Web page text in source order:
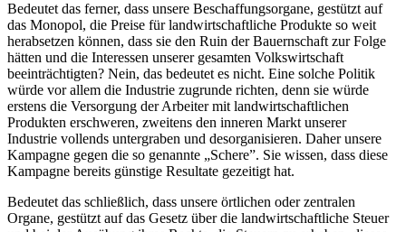
Bedeutet das ferner, dass unsere Beschaffungsorgane, gestützt auf
das Monopol, die Preise für landwirtschaftliche Produkte so weit
herabsetzen können, dass sie den Ruin der Bauernschaft zur Folge
hätten und die Interessen unserer gesamten Volkswirtschaft
beeinträchtigten? Nein, das bedeutet es nicht. Eine solche Politik
würde vor allem die Industrie zugrunde richten, denn sie würde
erstens die Versorgung der Arbeiter mit landwirtschaftlichen
Produkten erschweren, zweitens den inneren Markt unserer
Industrie vollends untergraben und desorganisieren. Daher unsere
Kampagne gegen die so genannte „Schere”. Sie wissen, dass diese
Kampagne bereits günstige Resultate gezeitigt hat.
Bedeutet das schließlich, dass unsere örtlichen oder zentralen
Organe, gestützt auf das Gesetz über die landwirtschaftliche Steuer